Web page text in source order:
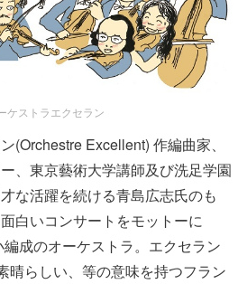
ケストラエクセラン
(Orchestre Excellent) 作編曲家、
、東京藝術大学講師及び洗足学園
な活躍を続ける青島広志氏のも
白いコンサートをモットーに
成のオーケストラ。エクセラン
晴らしい、等の意味を持つフラン